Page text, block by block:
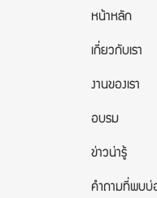
หน้าหลัก
เกี่ยวกับเรา
งานของเรา
อบรม
ข่าวน่ารู้
คำถามที่พบบ่